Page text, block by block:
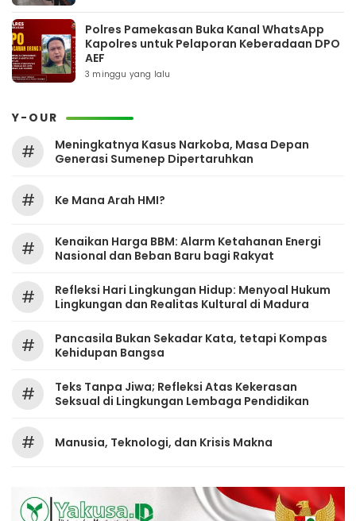
Polres Pamekasan Buka Kanal WhatsApp
Kapolres untuk Pelaporan Keberadaan DPO
AEF
3 minggu yang lalu
Y-OUR
#
Meningkatnya Kasus Narkoba, Masa Depan
Generasi Sumenep Dipertaruhkan
# Ke Mana Arah HMI?
#
Kenaikan Harga BBM: Alarm Ketahanan Energi
Nasional dan Beban Baru bagi Rakyat
#
Refleksi Hari Lingkungan Hidup: Menyoal Hukum
Lingkungan dan Realitas Kultural di Madura
#
Pancasila Bukan Sekadar Kata, tetapi Kompas
Kehidupan Bangsa
#
Teks Tanpa Jiwa; Refleksi Atas Kekerasan
Seksual di Lingkungan Lembaga Pendidikan
# Manusia, Teknologi, dan Krisis Makna